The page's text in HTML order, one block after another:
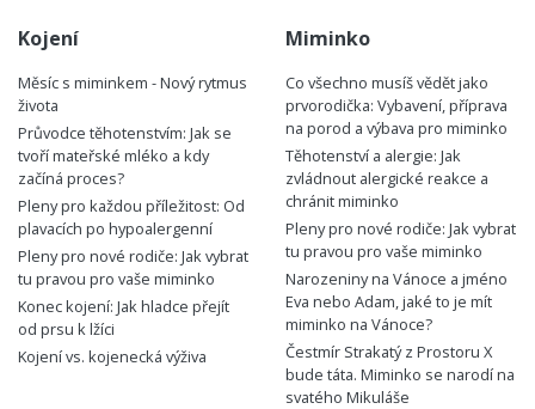
Kojení
Měsíc s miminkem - Nový rytmus
života
Průvodce těhotenstvím: Jak se
tvoří mateřské mléko a kdy
začíná proces?
Pleny pro každou příležitost: Od
plavacích po hypoalergenní
Pleny pro nové rodiče: Jak vybrat
tu pravou pro vaše miminko
Konec kojení: Jak hladce přejít
od prsu k lžíci
Kojení vs. kojenecká výživa
Miminko
Co všechno musíš vědět jako
prvorodička: Vybavení, příprava
na porod a výbava pro miminko
Těhotenství a alergie: Jak
zvládnout alergické reakce a
chránit miminko
Pleny pro nové rodiče: Jak vybrat
tu pravou pro vaše miminko
Narozeniny na Vánoce a jméno
Eva nebo Adam, jaké to je mít
miminko na Vánoce?
Čestmír Strakatý z Prostoru X
bude táta. Miminko se narodí na
svatého Mikuláše